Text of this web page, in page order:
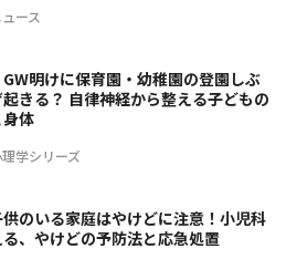
ース
学シリーズ
明けに保育園・幼稚園の登園しぶ
起きる？ 自律神経から整える子どもの
体
のいる家庭はやけどに注意！小児科
、やけどの予防法と応急処置